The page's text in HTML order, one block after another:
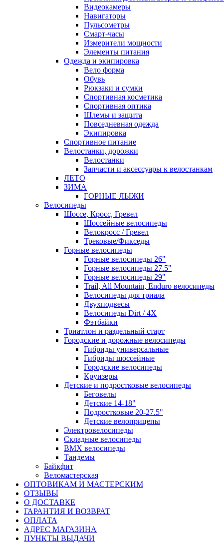
Видеокамеры
Навигаторы
Пульсометры
Смарт-часы
Измерители мощности
Элементы питания
Одежда и экипировка
Вело форма
Обувь
Рюкзаки и сумки
Спортивная косметика
Спортивная оптика
Шлемы и защита
Повседневная одежда
Экипировка
Спортивное питание
Велостанки, дорожки
Велостанки
Запчасти и аксессуары к велостанкам
ЛЕТО
ЗИМА
ГОРНЫЕ ЛЫЖИ
Велосипеды
Шоссе, Кросс, Гревел
Шоссейные велосипеды
Велокросс / Гревел
Трековые/Фикседы
Горные велосипеды
Горные велосипеды 26"
Горные велосипеды 27.5"
Горные велосипеды 29"
Trail, All Mountain, Enduro велосипеды
Велосипеды для триала
Двухподвесы
Велосипеды Dirt / 4X
Фэтбайки
Триатлон и раздельный старт
Городские и дорожные велосипеды
Гибриды универсальные
Гибриды шоссейные
Городские велосипеды
Круизеры
Детские и подростковые велосипеды
Беговелы
Детские 14-18"
Подростковые 20-27.5"
Детские велоприцепы
Электровелосипеды
Складные велосипеды
BMX велосипеды
Тандемы
Байкфит
Веломастерская
ОПТОВИКАМ И МАСТЕРСКИМ
ОТЗЫВЫ
О ДОСТАВКЕ
ГАРАНТИЯ И ВОЗВРАТ
ОПЛАТА
АДРЕС МАГАЗИНА
ПУНКТЫ ВЫДАЧИ